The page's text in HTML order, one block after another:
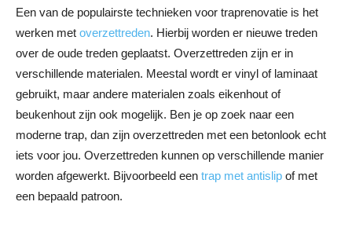
Een van de populairste technieken voor traprenovatie is het
werken met overzettreden. Hierbij worden er nieuwe treden
over de oude treden geplaatst. Overzettreden zijn er in
verschillende materialen. Meestal wordt er vinyl of laminaat
gebruikt, maar andere materialen zoals eikenhout of
beukenhout zijn ook mogelijk. Ben je op zoek naar een
moderne trap, dan zijn overzettreden met een betonlook echt
iets voor jou. Overzettreden kunnen op verschillende manier
worden afgewerkt. Bijvoorbeeld een trap met antislip of met
een bepaald patroon.